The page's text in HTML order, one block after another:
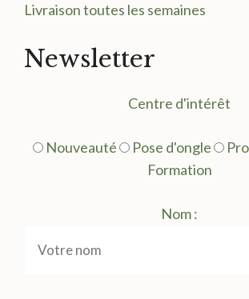
Livraison toutes les semaines
Newsletter
Centre d'intérêt
Nouveauté Pose d'ongle
Formation
Nom :